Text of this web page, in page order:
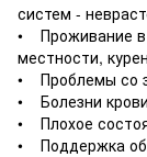
систем -
• Проживание в
местности,
• Проблемы со
• Болезни
• Плохое
• Поддержка